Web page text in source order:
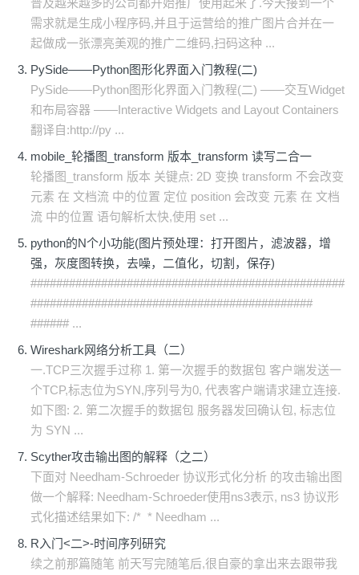
需求就是生成小程序码,并且于运营给的推广图片合并在一
起做成一张漂亮美观的推广二维码,扫码这种 ...
PySide——Python图形化界面入门教程(二)
PySide——Python图形化界面入门教程(二) ——交互Widget
和布局容器 ——Interactive Widgets and Layout Containers
翻译自:http://py ...
mobile_轮播图_transform 版本_transform 读写二合一
轮播图_transform 版本 关键点: 2D 变换 transform 不会改变
元素 在 文档流 中的位置 定位 position 会改变 元素 在 文档
流 中的位置 语句解析太快,使用 set ...
python的N个小功能(图片预处理：打开图片，滤波器，增
强，灰度图转换，去噪，二值化，切割，保存)
#################################################
############################################
###### ...
Wireshark网络分析工具（二）
一.TCP三次握手过称 1. 第一次握手的数据包 客户端发送一
个TCP,标志位为SYN,序列号为0, 代表客户端请求建立连接.
如下图: 2. 第二次握手的数据包 服务器发回确认包, 标志位
为 SYN ...
Scyther攻击输出图的解释（之二）
下面对 Needham-Schroeder 协议形式化分析 的攻击输出图
做一个解释: Needham-Schroeder使用ns3表示, ns3 协议形
式化描述结果如下: /* * Needham ...
R入门<二>-时间序列研究
续之前那篇随笔 前天写完随笔后,很自豪的拿出来去跟带我